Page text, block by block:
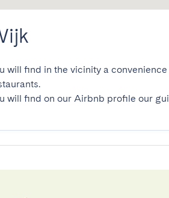
will find in the vicinity a
will find on our Airbnb profile our